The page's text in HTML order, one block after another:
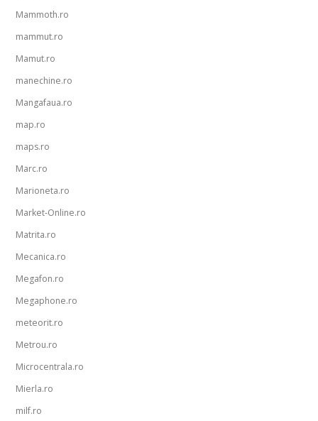
Mammoth.ro
mammut.ro
Mamut.ro
manechine.ro
Mangafaua.ro
map.ro
maps.ro
Marc.ro
Marioneta.ro
Market-Online.ro
Matrita.ro
Mecanica.ro
Megafon.ro
Megaphone.ro
meteorit.ro
Metrou.ro
Microcentrala.ro
Mierla.ro
milf.ro